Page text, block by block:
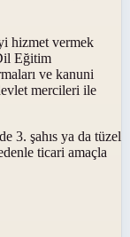
hizmet vermek
Eğitim
ve kanuni
mercileri ile
3. şahıs ya da tüzel
ticari amaçla